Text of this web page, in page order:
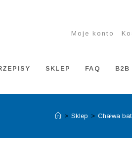
Moje konto
SKLEP FAQ B2B
> Sklep > Chałwa